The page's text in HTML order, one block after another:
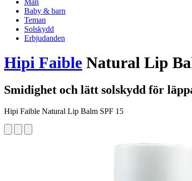
Män
Baby & barn
Teman
Solskydd
Erbjudanden
Hipi Faible Natural Lip
Smidighet och lätt solskydd för
Hipi Faible Natural Lip Balm SPF 15